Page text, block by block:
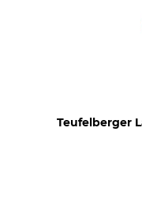
Teufelberger